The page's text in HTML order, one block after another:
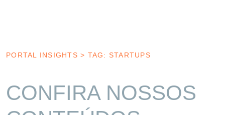
PORTAL INSIGHTS > TAG: STARTUPS
CONFIRA NOSSOS